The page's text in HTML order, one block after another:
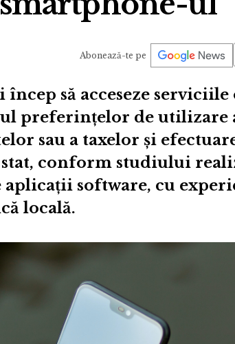
Abonează-te pe
să acceseze serviciile
preferințelor de utilizare a
sau a taxelor și
conform studiului
software, cu
locală.